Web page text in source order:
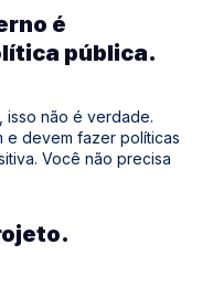
é
pública.
isso não é verdade.
e devem fazer políticas
Você não precisa